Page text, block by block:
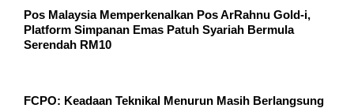
Pos Malaysia Memperkenalkan Pos ArRahnu Gold-i,
Platform Simpanan Emas Patuh Syariah Bermula
Serendah RM10
FCPO: Keadaan Teknikal Menurun Masih Berlangsung